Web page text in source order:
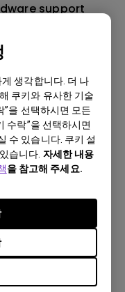
생각합니다. 더 나
쿠키와 유사한 기술
”을 선택하시면 모든
수락”을 선택하시면
수 있습니다. 쿠키 설
습니다. 자세한 내용
을 참고해 주세요.
support
the S
per second
resolution